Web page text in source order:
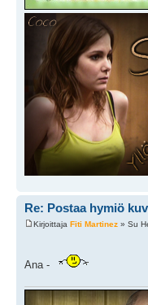
Re: Postaa hymiö
Kirjoittaja Fiti Martinez » Su
Ana -